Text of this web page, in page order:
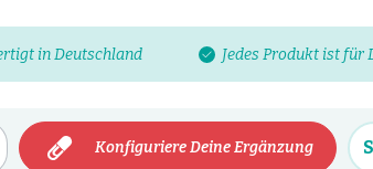
in Deutschland Jedes Produkt ist für
Konfiguriere Deine Ergänzung